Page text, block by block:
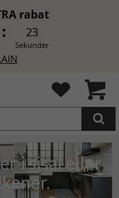
rabat
21
Sekunder
i sisal eller